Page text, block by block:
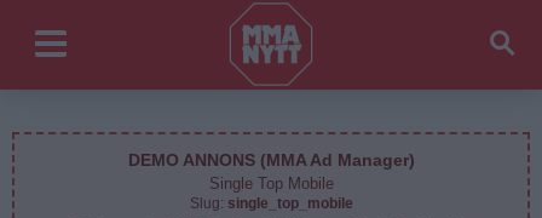
DEMO ANNONS (MMA Ad Manager)
Single Top Mobile
Slug: single_top_mobile